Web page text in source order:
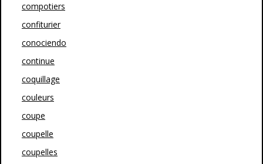
compotiers
confiturier
conociendo
continue
coquillage
couleurs
coupe
coupelle
coupelles